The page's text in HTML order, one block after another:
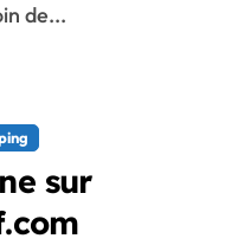
de...
sur